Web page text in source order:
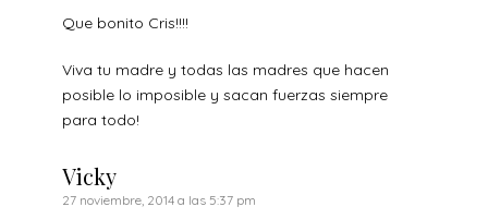
Que bonito Cris!!!!
Viva tu madre y todas las madres que hacen
posible lo imposible y sacan fuerzas siempre
para todo!
Vicky
27 noviembre, 2014 a las 5:37 pm